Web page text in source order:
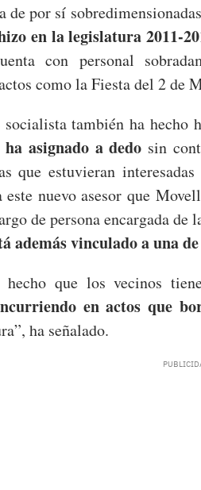
de por sí
en la legislatura 2011-
con personal
como la Fiesta del 2 de
socialista también ha hecho
asignado a dedo sin
que estuvieran
nuevo asesor que
de persona encargada
además vinculado a una
hecho que los vecinos
en actos que
ha señalado.